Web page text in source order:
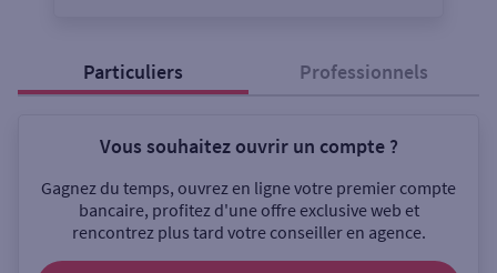
Sélectionnez votre recherche
Ouverte le samedi
Particuliers Professionnels
Vous souhaitez ouvrir un compte ?
Gagnez du temps, ouvrez en ligne votre premier compte
bancaire, profitez d'une offre exclusive web et
rencontrez plus tard votre conseiller en agence.